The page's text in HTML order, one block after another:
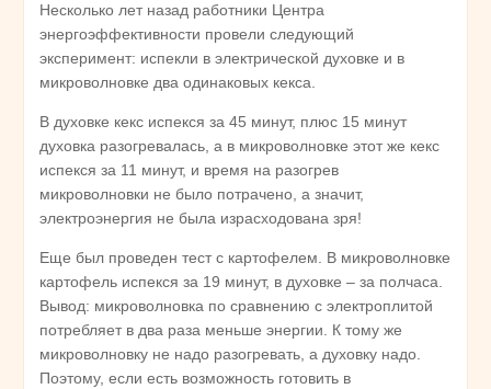
Несколько лет назад работники Центра
энергоэффективности провели следующий
эксперимент: испекли в электрической духовке и в
микроволновке два одинаковых кекса.
В духовке кекс испекся за 45 минут, плюс 15 минут
духовка разогревалась, а в микроволновке этот же кекс
испекся за 11 минут, и время на разогрев
микроволновки не было потрачено, а значит,
электроэнергия не была израсходована зря!
Еще был проведен тест с картофелем. В микроволновке
картофель испекся за 19 минут, в духовке – за полчаса.
Вывод: микроволновка по сравнению с электроплитой
потребляет в два раза меньше энергии. К тому же
микроволновку не надо разогревать, а духовку надо.
Поэтому, если есть возможность готовить в